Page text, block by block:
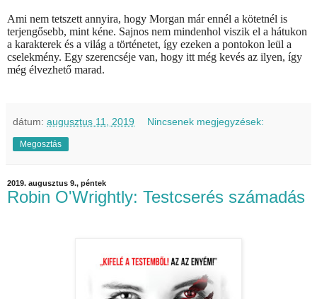
Ami nem tetszett annyira, hogy Morgan már ennél a kötetnél is
terjengősebb, mint kéne. Sajnos nem mindenhol viszik el a hátukon
a karakterek és a világ a történetet, így ezeken a pontokon leül a
cselekmény. Egy szerencséje van, hogy itt még kevés az ilyen, így
még élvezhető marad.
dátum: augusztus 11, 2019 Nincsenek megjegyzések:
Megosztás
2019. augusztus 9., péntek
Robin O'Wrightly: Testcserés számadás